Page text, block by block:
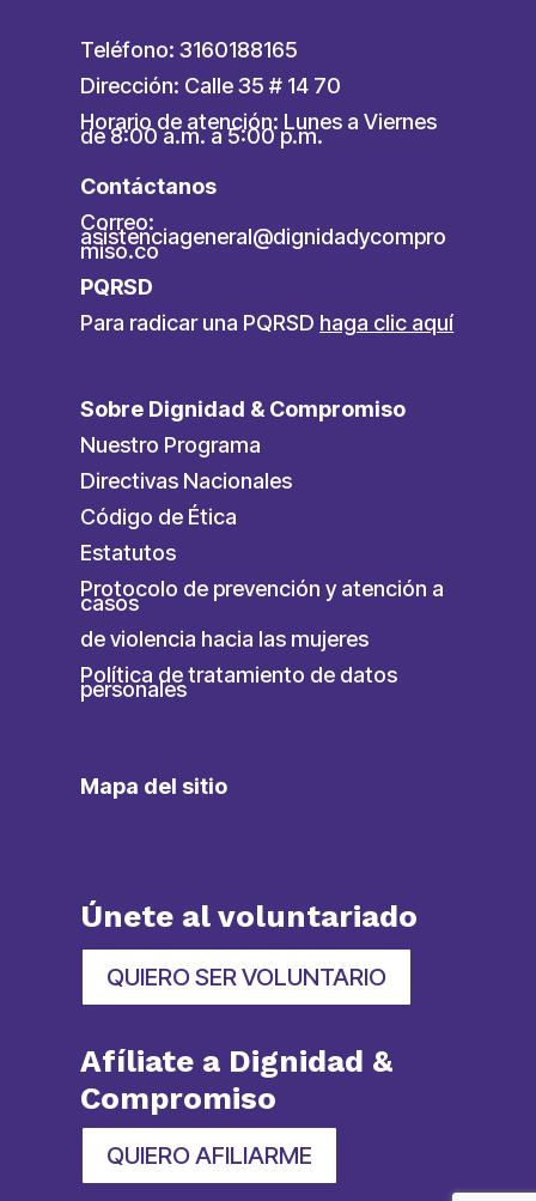
Teléfono: 3160188165
Dirección: Calle 35 # 14 70
Horario de atención: Lunes a Viernes
de 8:00 a.m. a 5:00 p.m.
Contáctanos
Correo:
asistenciageneral@dignidadycompro
miso.co
PQRSD
Para radicar una PQRSD haga clic aquí
Sobre Dignidad & Compromiso
Nuestro Programa
Directivas Nacionales
Código de Ética
Estatutos
Protocolo de prevención y atención a
casos
de violencia hacia las mujeres
Política de tratamiento de datos
personales
Mapa del sitio
Únete al voluntariado
QUIERO SER VOLUNTARIO
Afíliate a Dignidad &
Compromiso
QUIERO AFILIARME